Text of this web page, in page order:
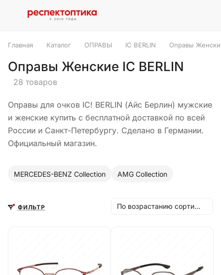
Главная Каталог ОПРАВЫ IC BERLIN Оправы
Оправы Женские IC BERLIN
28 товаров
Оправы для очков IC! BERLIN (Айс Берлин) мужские
и женские купить с бесплатной доставкой по всей
России и Санкт-Петербургу. Сделано в Германии.
Официальный магазин.
MERCEDES-BENZ Collection AMG Collection
ФИЛЬТР По возрастанию сортировки